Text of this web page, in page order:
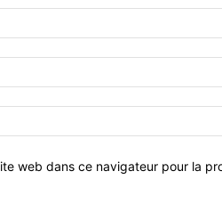
web dans ce navigateur pour la